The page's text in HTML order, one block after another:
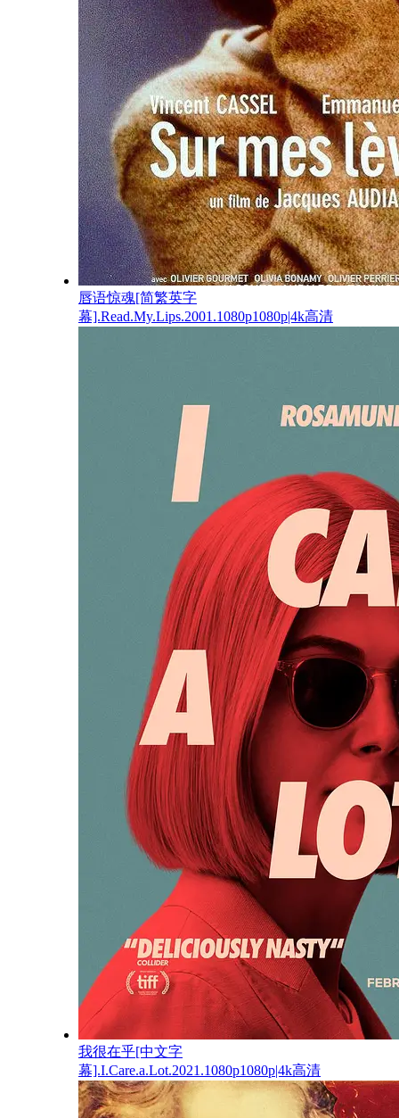
唇语惊魂[简繁英字
幕].Read.My.Lips.2001.1080p1080p|4k高清
我很在乎[中文字
幕].I.Care.a.Lot.2021.1080p1080p|4k高清